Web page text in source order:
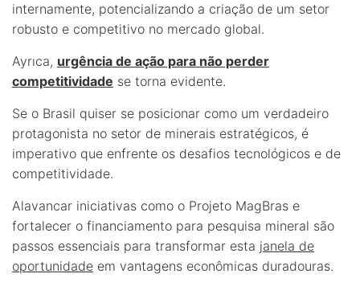
internamente, potencializando a criação de um setor
robusto e competitivo no mercado global.
Ayrıca, urgência de ação para não perder
competitividade se torna evidente.
Se o Brasil quiser se posicionar como um verdadeiro
protagonista no setor de minerais estratégicos, é
imperativo que enfrente os desafios tecnológicos e de
competitividade.
Alavancar iniciativas como o Projeto MagBras e
fortalecer o financiamento para pesquisa mineral são
passos essenciais para transformar esta janela de
oportunidade em vantagens econômicas duradouras.